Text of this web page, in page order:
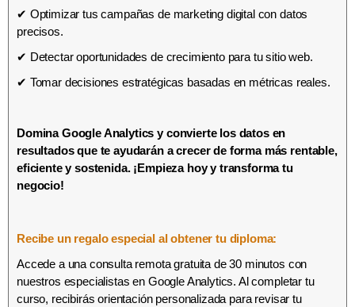
✔ Optimizar tus campañas de marketing digital con datos
precisos.
✔ Detectar oportunidades de crecimiento para tu sitio web.
✔ Tomar decisiones estratégicas basadas en métricas reales.
Domina Google Analytics y convierte los datos en
resultados que te ayudarán a crecer de forma más rentable,
eficiente y sostenida. ¡Empieza hoy y transforma tu
negocio!
Recibe un regalo especial al obtener tu diploma:
Accede a una consulta remota gratuita de 30 minutos con
nuestros especialistas en Google Analytics. Al completar tu
curso, recibirás orientación personalizada para revisar tu